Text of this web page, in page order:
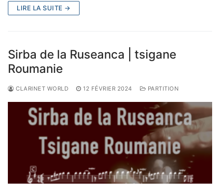
LIRE LA SUITE →
Sirba de la Ruseanca | tsigane
Roumanie
CLARINET WORLD 12 FÉVRIER 2024 PARTITION